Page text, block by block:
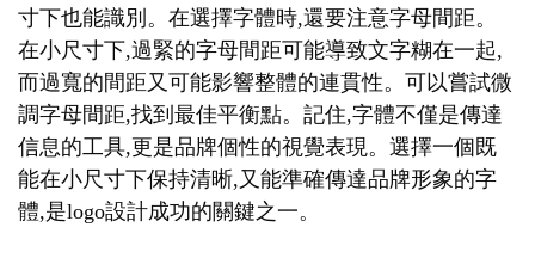
寸下也能識別。在選擇字體時,還要注意字母間距。
在小尺寸下,過緊的字母間距可能導致文字糊在一起,
而過寬的間距又可能影響整體的連貫性。可以嘗試微
調字母間距,找到最佳平衡點。記住,字體不僅是傳達
信息的工具,更是品牌個性的視覺表現。選擇一個既
能在小尺寸下保持清晰,又能準確傳達品牌形象的字
體,是logo設計成功的關鍵之一。